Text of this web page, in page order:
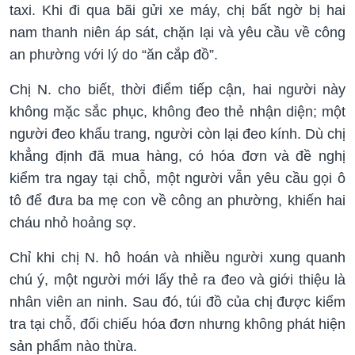
taxi. Khi đi qua bãi gửi xe máy, chị bất ngờ bị hai
nam thanh niên áp sát, chặn lại và yêu cầu về công
an phường với lý do “ăn cắp đồ”.
Chị N. cho biết, thời điểm tiếp cận, hai người này
không mặc sắc phục, không đeo thẻ nhận diện; một
người đeo khẩu trang, người còn lại đeo kính. Dù chị
khẳng định đã mua hàng, có hóa đơn và đề nghị
kiểm tra ngay tại chỗ, một người vẫn yêu cầu gọi ô
tô để đưa ba mẹ con về công an phường, khiến hai
cháu nhỏ hoảng sợ.
Chỉ khi chị N. hô hoán và nhiều người xung quanh
chú ý, một người mới lấy thẻ ra đeo và giới thiệu là
nhân viên an ninh. Sau đó, túi đồ của chị được kiểm
tra tại chỗ, đối chiếu hóa đơn nhưng không phát hiện
sản phẩm nào thừa.